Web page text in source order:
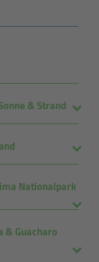
& Strand
Nationalpark
& Guacharo